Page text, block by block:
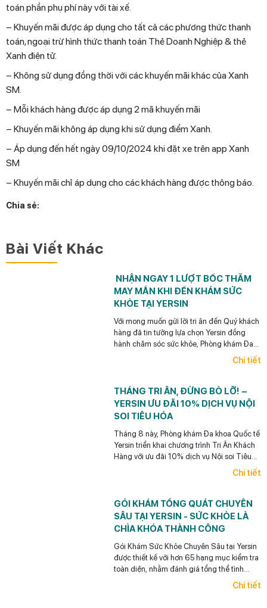
toán phần phụ phí này với tài xế.
– Khuyến mãi được áp dụng cho tất cả các phương thức thanh
toán, ngoại trừ hình thức thanh toán Thẻ Doanh Nghiệp & thẻ
Xanh điện tử.
– Không sử dụng đồng thời với các khuyến mãi khác của Xanh
SM.
– Mỗi khách hàng được áp dụng 2 mã khuyến mãi
– Khuyến mãi không áp dụng khi sử dụng điểm Xanh.
– Áp dụng đến hết ngày 09/10/2024 khi đặt xe trên app Xanh
SM
– Khuyến mãi chỉ áp dụng cho các khách hàng được thông báo.
Chia sẻ:
Bài Viết Khác
NHẬN NGAY 1 LƯỢT BỐC THĂM
MAY MẮN KHI ĐẾN KHÁM SỨC
KHỎE TẠI YERSIN
Với mong muốn gửi lời tri ân đến Quý khách
hàng đã tin tưởng lựa chọn Yersin đồng
hành chăm sóc sức khỏe, Phòng khám Đa
khoa Quốc tế Yersin dành tặng mỗi khách
Chi tiết
THÁNG TRI ÂN, ĐỪNG BỎ LỠ! –
YERSIN ƯU ĐÃI 10% DỊCH VỤ NỘI
SOI TIÊU HÓA
Tháng 8 này, Phòng khám Đa khoa Quốc tế
Yersin triển khai chương trình Tri Ân Khách
Hàng với ưu đãi 10% dịch vụ Nội soi Tiêu
hóa dành cho khách hàng cũ đã từng thăm
Chi tiết
GÓI KHÁM TỔNG QUÁT CHUYÊN
SÂU TẠI YERSIN - SỨC KHỎE LÀ
CHÌA KHÓA THÀNH CÔNG
Gói Khám Sức Khỏe Chuyên Sâu tại Yersin
được thiết kế với hơn 65 hạng mục kiểm tra
toàn diện, nhằm đánh giá tổng thể tình
trạng sức khỏe, phù hợp cho các nhà quản
Chi tiết